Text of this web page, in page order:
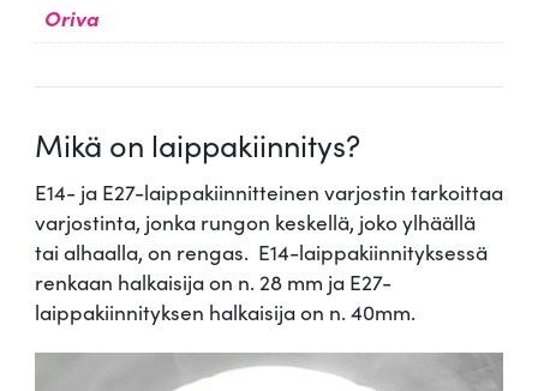
Oriva
Mikä on laippakiinnitys?
E14- ja E27-laippakiinnitteinen varjostin tarkoittaa
varjostinta, jonka rungon keskellä, joko ylhäällä
tai alhaalla, on rengas. E14-laippakiinnityksessä
renkaan halkaisija on n. 28 mm ja E27-
laippakiinnityksen halkaisija on n. 40mm.